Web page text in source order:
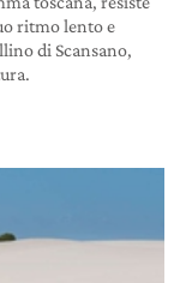
ritmo lento e
di Scansano,